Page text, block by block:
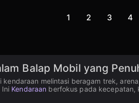
1 2 3 4
Balap Mobil yang
melintasi beragam trek,
Ini Kendaraan berfokus pada kecepatan,